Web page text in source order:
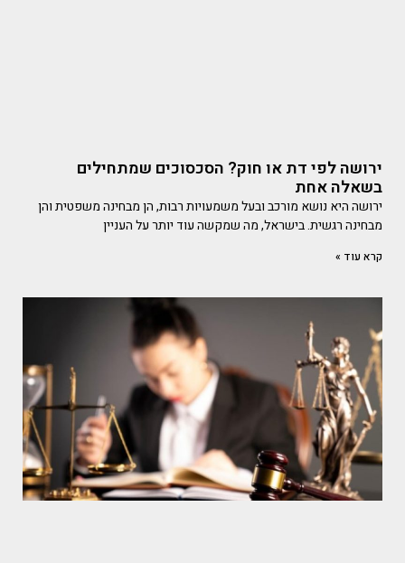
ירושה לפי דת או חוק? הסכסוכים שמתחילים
בשאלה אחת
ירושה היא נושא מורכב ובעל משמעויות רבות, הן מבחינה משפטית והן
מבחינה רגשית. בישראל, מה שמקשה עוד יותר על העניין
קרא עוד »